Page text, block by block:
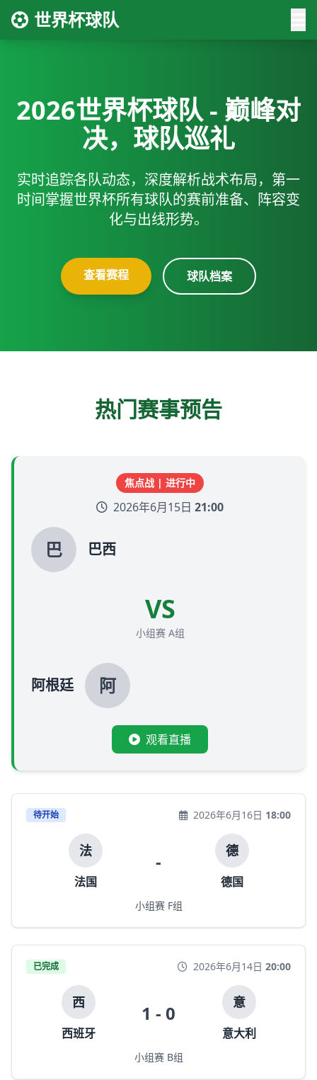
世界杯球队
2026世界杯球队 - 巅峰对
决，球队巡礼
实时追踪各队动态，深度解析战术布局，第一
时间掌握世界杯所有球队的赛前准备、阵容变
化与出线形势。
查看赛程 球队档案
热门赛事预告
焦点战 | 进行中
2026年6月15日 21:00
巴 巴西
VS
小组赛 A组
阿根廷 阿
观看直播
待开始 2026年6月16日 18:00
法
法国
- 德
德国
小组赛 F组
已完成 2026年6月14日 20:00
西
西班牙
1 - 0 意
意大利
小组赛 B组